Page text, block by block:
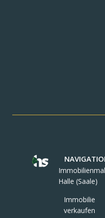
Halle (Saale)
Immobilie
verkaufen